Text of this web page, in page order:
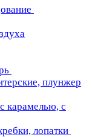
плунжер
карамелью, с
лопатки